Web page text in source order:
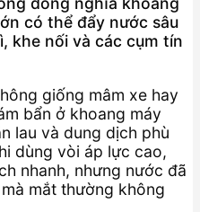
có thể đẩy nước sâu
khe nối và các cụm tín
giống mâm xe hay
bẩn ở khoang máy
lau và dung dịch phù
dùng vòi áp lực cao,
nhanh, nhưng nước đã
mắt thường không